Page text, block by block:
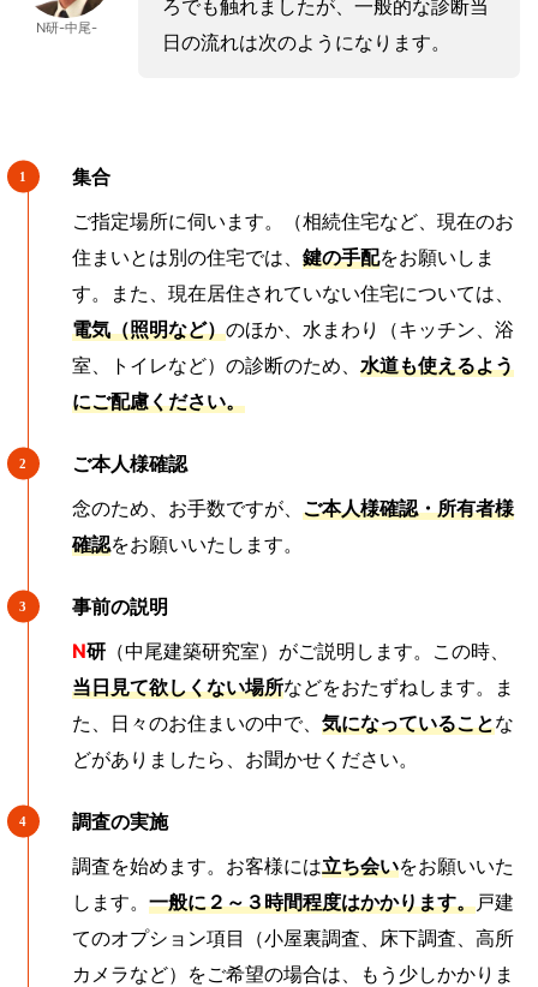
N研-中尾-
ろでも触れましたが、一般的な診断当
日の流れは次のようになります。
集合
ご指定場所に伺います。（相続住宅など、現在のお
住まいとは別の住宅では、 鍵の手配をお願いしま
す。また、現在居住されていない住宅については、
電気（照明など）のほか、水まわり（キッチン、浴
室、トイレなど）の診断のため、 水道も使えるよう
にご配慮ください。
ご本人様確認
念のため、お手数ですが、 ご本人様確認・所有者様
確認をお願いいたします。
事前の説明
N研 （中尾建築研究室）がご説明します。この時、
当日見て欲しくない場所などをおたずねします。ま
た、日々のお住まいの中で、 気になっていることな
どがありましたら、お聞かせください。
調査の実施
調査を始めます。お客様には立ち会いをお願いいた
します。 一般に２～３時間程度はかかります。戸建
てのオプション項目（小屋裏調査、床下調査、高所
カメラなど）をご希望の場合は、もう少しかかりま